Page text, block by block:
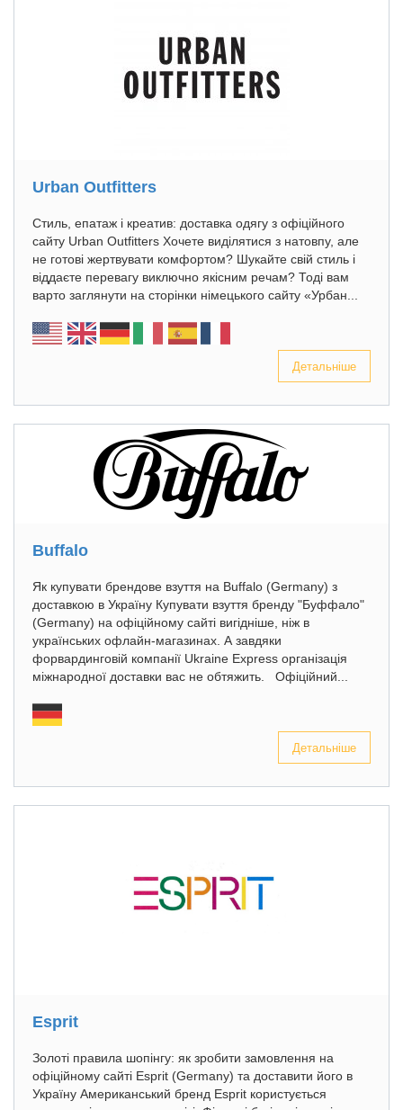
Urban Outfitters
Стиль, епатаж і креатив: доставка одягу з офіційного
сайту Urban Outfitters Хочете виділятися з натовпу, але
не готові жертвувати комфортом? Шукайте свій стиль і
віддаєте перевагу виключно якісним речам? Тоді вам
варто заглянути на сторінки німецького сайту «Урбан...
Детальніше
Buffalo
Як купувати брендове взуття на Buffalo (Germany) з
доставкою в Україну Купувати взуття бренду "Буффало"
(Germany) на офіційному сайті вигідніше, ніж в
українських офлайн-магазинах. А завдяки
форвардинговій компанії Ukraine Express організація
міжнародної доставки вас не обтяжить. Офіційний...
Детальніше
Esprit
Золоті правила шопінгу: як зробити замовлення на
офіційному сайті Esprit (Germany) та доставити його в
Україну Американський бренд Esprit користується